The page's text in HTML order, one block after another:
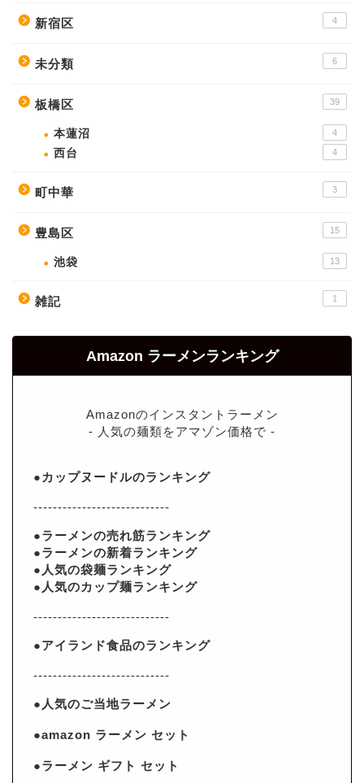
新宿区 4
未分類 6
板橋区 39
本蓮沼 4
西台 4
町中華 3
豊島区 15
池袋 13
雑記 1
Amazon ラーメンランキング
Amazonのインスタントラーメン
- 人気の麺類をアマゾン価格で -
●カップヌードルのランキング
----------------------------
●ラーメンの売れ筋ランキング
●ラーメンの新着ランキング
●人気の袋麺ランキング
●人気のカップ麺ランキング
----------------------------
●アイランド食品のランキング
----------------------------
●人気のご当地ラーメン
●amazon ラーメン セット
●ラーメン ギフト セット